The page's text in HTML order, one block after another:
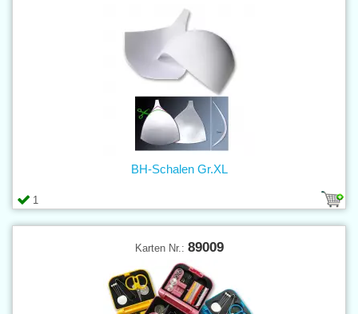
1
BH-Schalen Gr.XL
Karten Nr.: 89009